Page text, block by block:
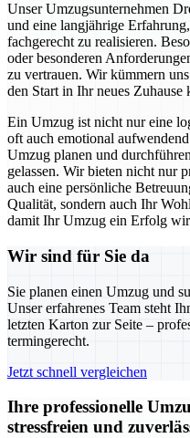
Unser Umzugsunternehmen
und eine langjährige
fachgerecht zu realisieren.
oder besonderen
zu vertrauen. Wir kümmern
den Start in Ihr neues Zuhause
Ein Umzug ist nicht nur eine
oft auch emotional
Umzug planen und
gelassen. Wir bieten nicht nur
auch eine persönliche
Qualität, sondern auch Ihr
damit Ihr Umzug ein Erfolg
Wir sind für Sie da
Sie planen einen Umzug und
Unser erfahrenes Team steht
letzten Karton zur Seite –
termingerecht.
Jetzt schnell vergleichen
Ihre professionelle
stressfreien und